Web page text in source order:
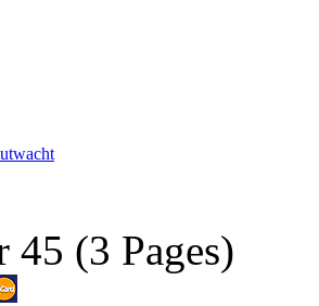
45 (3 Pages)